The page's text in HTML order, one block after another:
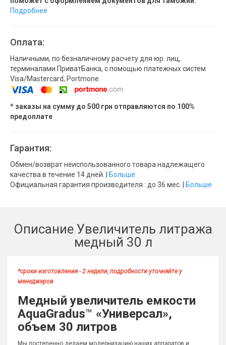
Подробнее
Оплата:
Наличными, по безналичному расчету для юр. лиц,
терминалами ПриватБанка, с помощью платежных систем
Visa/Mastercard, Portmone.
* заказы на сумму до 500 грн отправляются по 100%
предоплате
Гарантия:
Обмен/возврат неиспользованного товара надлежащего
качества в течение 14 дней. |
Больше
Официальная гарантия производителя : до 36 мес. |
Больше
Описание Увеличитель литража
медный 30 л
*сроки изготовления - 2 недели, подробности уточняйте у
менеджеров
Медный увеличитель емкости
AquaGradus™ «Универсал»,
объем 30 литров